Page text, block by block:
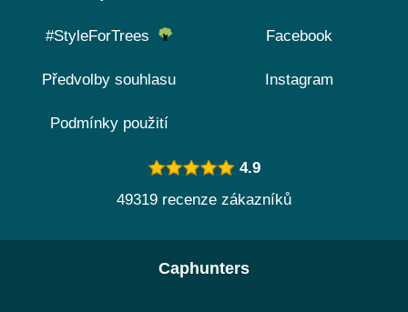
#StyleForTrees
Předvolby souhlasu
Podmínky použití
Facebook
Instagram
4.9
49319 recenze zákazníků
Caphunters